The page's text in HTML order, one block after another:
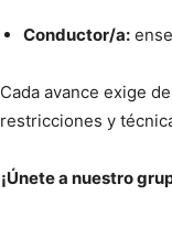
Conductor/a:
Cada avance exige
restricciones y
¡Únete a nuestro